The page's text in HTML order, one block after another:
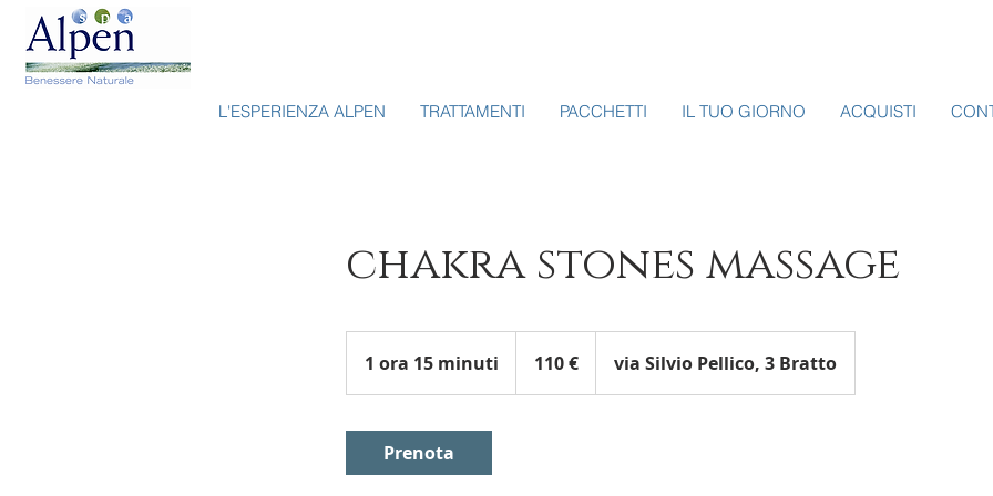
L'ESPERIENZA ALPEN TRATTAMENTI PACCHETTI IL TUO GIORNO ACQUISTI
chakra stones massage
1 ora 15 minuti
o
110 € via Silvio Pellico, 3 Bratto
Prenota